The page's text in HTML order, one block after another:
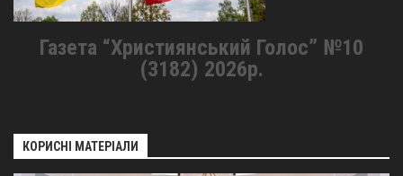
Газета “Християнський Голос” №10
(3182) 2026р.
КОРИСНІ МАТЕРІАЛИ